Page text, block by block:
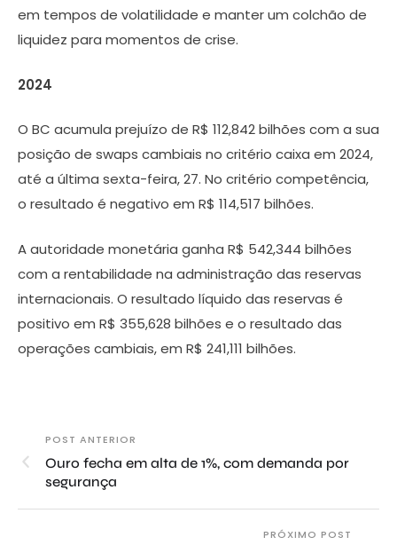
em tempos de volatilidade e manter um colchão de
liquidez para momentos de crise.
2024
O BC acumula prejuízo de R$ 112,842 bilhões com a sua
posição de swaps cambiais no critério caixa em 2024,
até a última sexta-feira, 27. No critério competência,
o resultado é negativo em R$ 114,517 bilhões.
A autoridade monetária ganha R$ 542,344 bilhões
com a rentabilidade na administração das reservas
internacionais. O resultado líquido das reservas é
positivo em R$ 355,628 bilhões e o resultado das
operações cambiais, em R$ 241,111 bilhões.
POST ANTERIOR
Ouro fecha em alta de 1%, com demanda por
segurança
PRÓXIMO POST